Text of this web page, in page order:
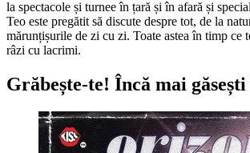
la spectacole și turnee în țară și în afară și
Teo este pregătit să discute despre tot, de la
mărunțișurile de zi cu zi. Toate astea în timp ce
râzi cu lacrimi.
Grăbește-te! Încă mai